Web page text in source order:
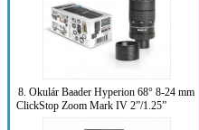
8. Okulár Baader Hyperion 68° 8-24 mm
ClickStop Zoom Mark IV 2”/1.25”